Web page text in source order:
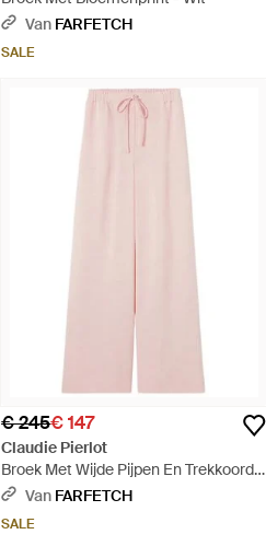
Van FARFETCH
SALE
€ 245€ 147
Claudie Pierlot
Broek Met Wijde Pijpen En Trekkoord -
RozeVan FARFETCH
SALE